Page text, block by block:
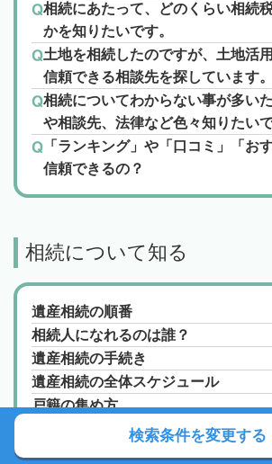
相続にあたって、どのくらい相続
かを知りたいです。
土地を相続したのですが、土地活
信頼できる相談先を探しています。
相続についてわからない事が多い
や相談先、法律など色々知りたいで
「ランキング」や「口コミ」「お
信頼できるの？
相続について知る
遺産相続の順番
相続人になれるのは誰？
遺産相続の手続き
遺産相続の全体スケジュール
戸籍の集め方
遺産相続でよくある相談事例
検索条件を変更する